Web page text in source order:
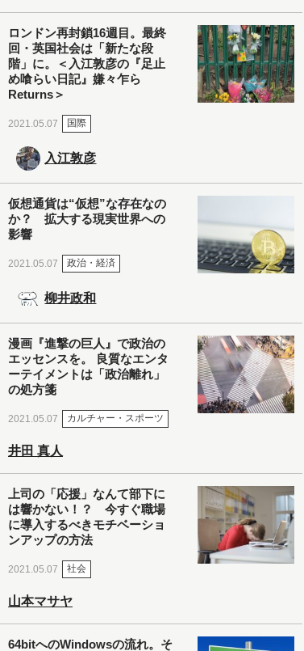
ロンドン再封鎖16週目。最終
回・英国社会は「新たな段
階」に。＜入江敦彦の『足止
め喰らい日記』嫌々乍ら
Returns＞
2021.05.07 国際
入江敦彦
仮想通貨は“仮想”な存在なの
か？ 拡大する現実世界への
影響
2021.05.07 政治・経済
柳井政和
漫画『進撃の巨人』で政治の
エッセンスを。 良質なエンタ
ーテイメントは「政治離れ」
の処方箋
2021.05.07 カルチャー・スポーツ
井田 真人
上司の「応援」なんて部下に
は響かない！？ 今すぐ職場
に導入するべきモチベーショ
ンアップの方法
2021.05.07 社会
山本マサヤ
64bitへのWindowsの流れ。そ